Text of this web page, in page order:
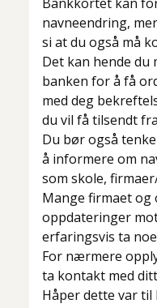
navneendring,
si at du også må
Det kan hende du
banken for å få
med deg
du vil få tilsendt
Du bør også
å informere om
som skole,
Mange firmaet
oppdateringer
erfaringsvis ta
For nærmere
ta kontakt med
Håper dette var til